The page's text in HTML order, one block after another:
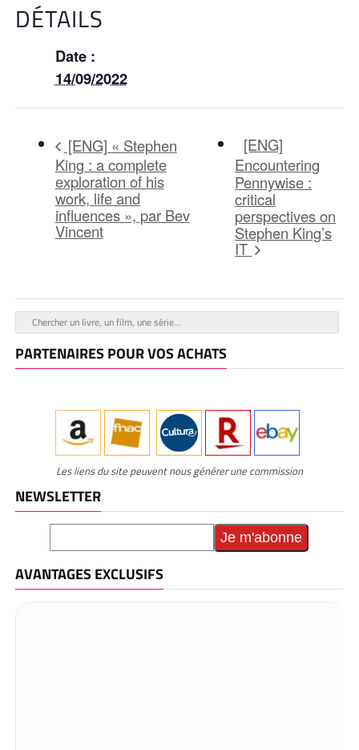
DÉTAILS
Date :
14/09/2022
[ENG] « Stephen
King : a complete
exploration of his
work, life and
influences », par Bev
Vincent
[ENG]
Encountering
Pennywise :
critical
perspectives on
Stephen King’s
IT
PARTENAIRES POUR VOS ACHATS
Les liens du site peuvent nous générer une commission
NEWSLETTER
AVANTAGES EXCLUSIFS